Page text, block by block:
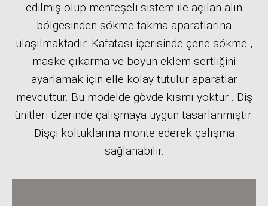
edilmiş olup menteşeli sistem ile açılan alın
bölgesinden sökme takma aparatlarına
ulaşılmaktadır. Kafatası içerisinde çene sökme ,
maske çıkarma ve boyun eklem sertliğini
ayarlamak için elle kolay tutulur aparatlar
mevcuttur. Bu modelde gövde kısmı yoktur . Diş
ünitleri üzerinde çalışmaya uygun tasarlanmıştır.
Dişçi koltuklarına monte ederek çalışma
sağlanabilir.